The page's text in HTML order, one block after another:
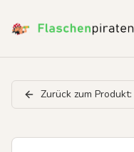
Zurück zum Produkt: